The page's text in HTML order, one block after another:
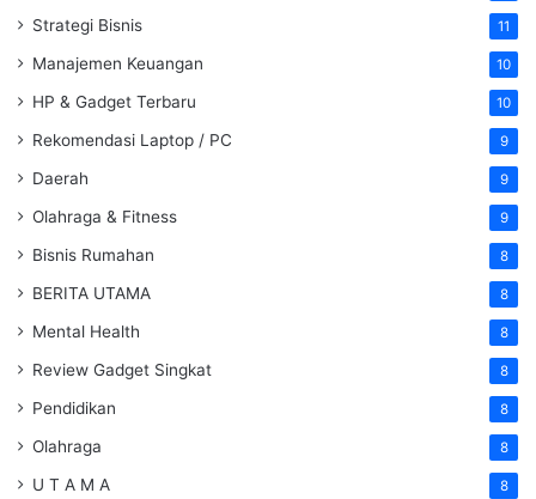
Strategi Bisnis 11
Manajemen Keuangan 10
HP & Gadget Terbaru 10
Rekomendasi Laptop / PC 9
Daerah 9
Olahraga & Fitness 9
Bisnis Rumahan 8
BERITA UTAMA 8
Mental Health 8
Review Gadget Singkat 8
Pendidikan 8
Olahraga 8
U T A M A 8